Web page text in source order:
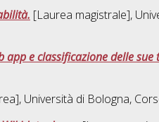
[Laurea magistrale],
e classificazione delle sue
Università di Bologna,